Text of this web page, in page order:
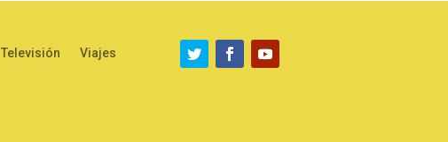
Televisión
Viajes